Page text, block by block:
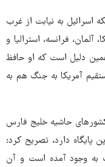
اسرائیل به نیابت از غرب
فرانسه، استرالیا و
دلیل است که او حافظ
آمریکا به جنگ هم به
کشورهای حاشیه خلیج فارس
پایگاه دارد، تصریح کرد:
به وجود آمده است و آن